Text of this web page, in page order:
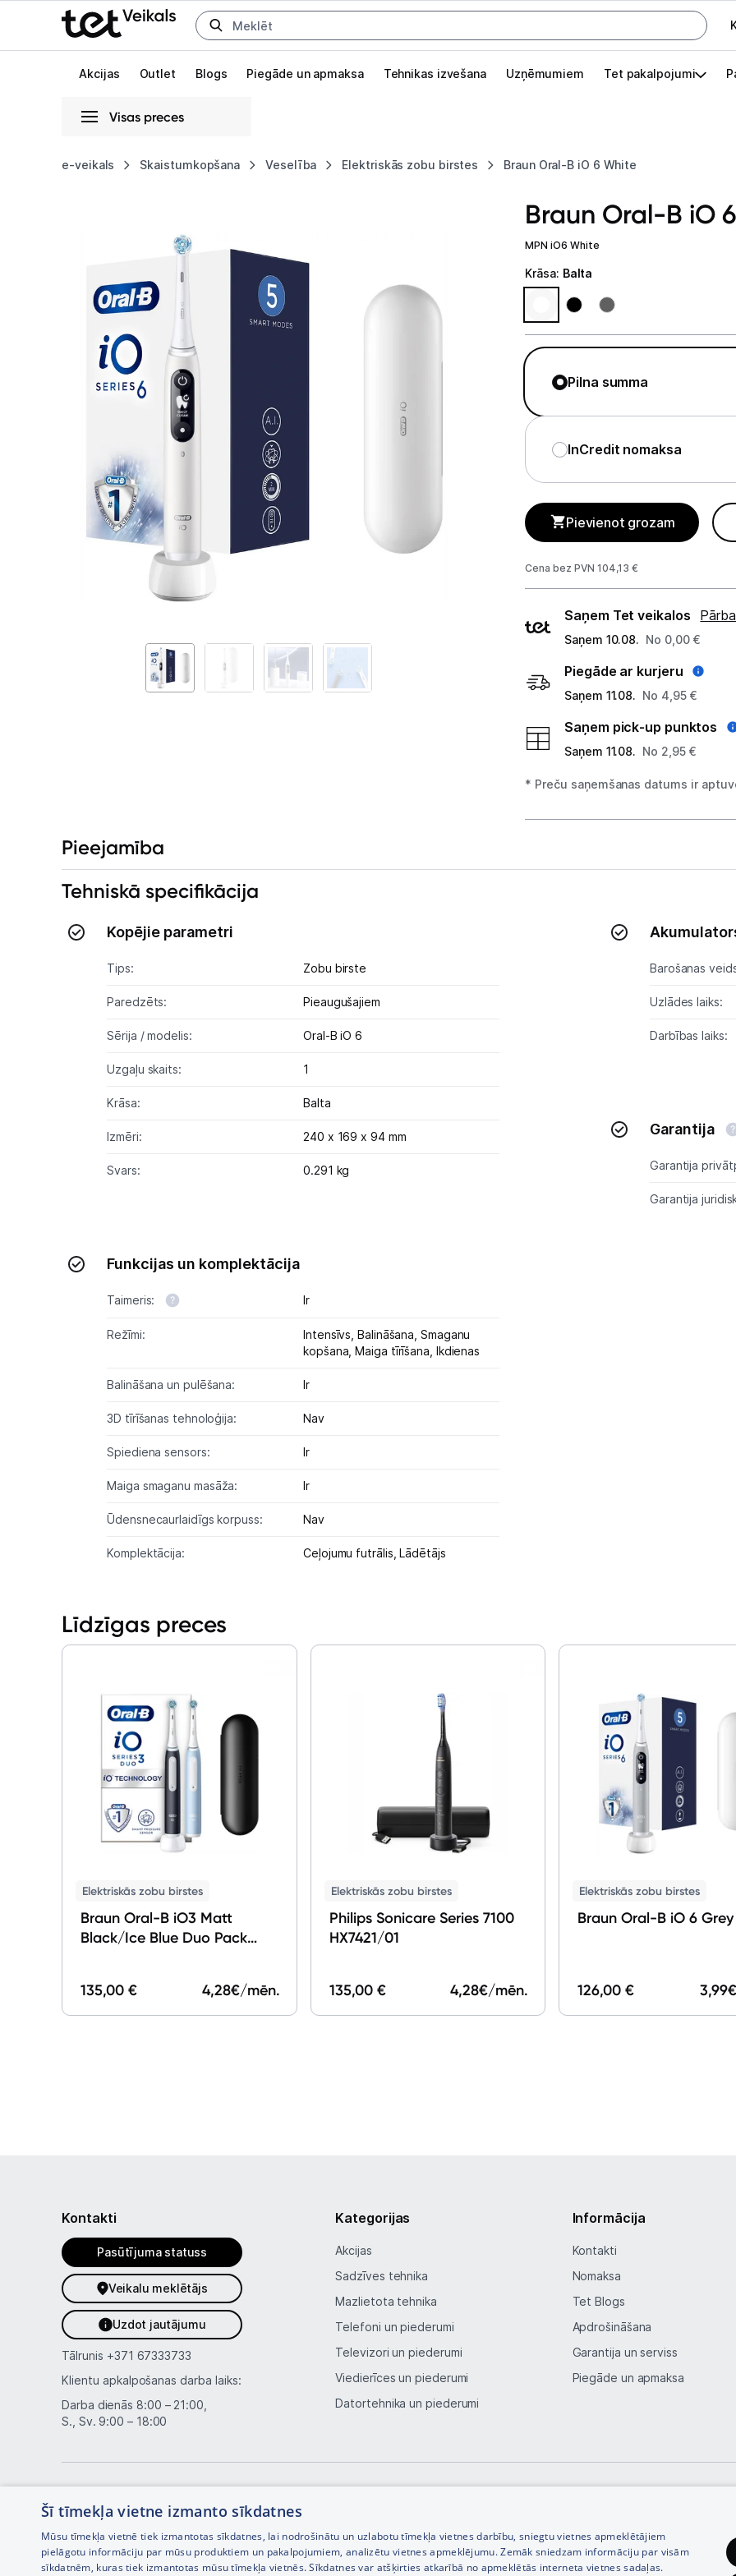
Uz kategorijam Uz galveno saturu
Akcijas Outlet Blogs Piegāde un apmaksa Tehnikas izvešana Uzņēmumiem Tet pakalpojumi
Visas preces
e-veikals Skaistumkopšana Veselība Elektriskās zobu birstes Braun Oral-B iO 6 White
Pieslēgties
TV un audio
Telefoni, planšetdatori
Matu kopšana
Aksesuāri el. zobu birstēm
Sejas kopšanas ierīces
Kontakti
Globāls iestatījums animāciju aktivizēšanai vai deaktivizēšanai visā lapā.
White
Braun Oral-B iO
MPN iO6 White
Krāsa: Balta
Pilna summa
InCredit nomaksa
Pievienot grozam
Cena bez PVN 104,13 €
Piegādes
veidi
Saņem Tet veikalos
Saņem 10.08. No 0,00 €
Piegāde ar kurjeru
Saņem 11.08. No 4,95 €
Saņem pick-up punktos
Saņem 11.08. No 2,95 €
* Preču saņemšanas datums ir
Pieejamība
Tehniskā specifikācija
Kopējie parametri
Tips: Zobu birste
Paredzēts: Pieaugušajiem
Sērija / modelis: Oral-B iO 6
Uzgaļu skaits: 1
Krāsa: Balta
Izmēri: 240 x 169 x 94 mm
Svars: 0.291 kg
Funkcijas un komplektācija
Taimeris: Ir
Režīmi: Intensīvs,Balināšana, Smaganu
kopšana,Maiga tīrīšana, Ikdienas
Balināšana un pulēšana: Ir
3D tīrīšanas tehnoloģija: Nav
Spiediena sensors: Ir
Maiga smaganu masāža: Ir
Ūdensnecaurlaidīgs korpuss: Nav
Komplektācija: Ceļojumu futrālis,Lādētājs
Barošanas
Uzlādes laiks:
Darbības laiks:
Garantija
Garantija
Garantija
Līdzīgas preces
Elektriskās zobu birstes
Braun Oral-B iO3 Matt
Black/Ice Blue Duo Pack
135,00 €
4,28€/mēn.
Elektriskās zobu birstes
Philips Sonicare Series 7100
HX7421/01
135,00 € 4,28€/mēn.
Elektriskās zobu birstes
Braun Oral-B iO 6
126,00 € 3,99
Kontakti
Pasūtījuma statuss
Veikalu meklētājs
Uzdot jautājumu
Tālrunis +371 67333733
Klientu apkalpošanas darba laiks:
Darba dienās 8:00 – 21:00,
S., Sv. 9:00 – 18:00
Kategorijas
Akcijas
Sadzīves tehnika
Mazlietota tehnika
Telefoni un piederumi
Televizori un piederumi
Viedierīces un piederumi
Datortehnika un piederumi
Informācija
Kontakti
Nomaksa
Tet Blogs
Apdrošināšana
Garantija un serviss
Piegāde un apmaksa
Šī tīmekļa vietne izmanto sīkdatnes
Mūsu tīmekļa vietnē tiek izmantotas sīkdatnes, lai nodrošinātu un uzlabotu tīmekļa vietnes darbību, sniegtu vietnes apmeklētājiem
pielāgotu informāciju par mūsu produktiem un pakalpojumiem, analizētu vietnes apmeklējumu. Zemāk sniedzam informāciju par visām
sīkdatnēm, kuras tiek izmantotas mūsu tīmekļa vietnēs. Sīkdatnes var atšķirties atkarībā no apmeklētās interneta vietnes sadaļas.